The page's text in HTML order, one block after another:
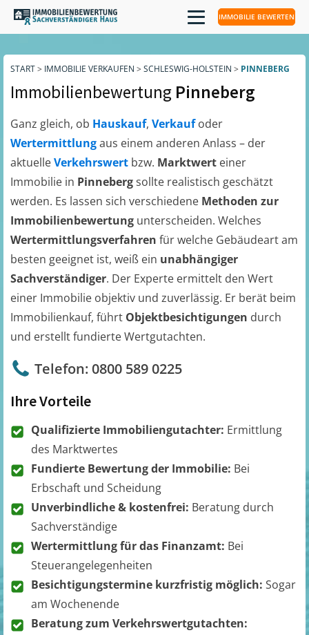
IMMOBILIE BEWERTEN
START> IMMOBILIE VERKAUFEN > SCHLESWIG-HOLSTEIN > PINNEBERG
Immobilienbewertung Pinneberg
Ganz gleich, ob Hauskauf, Verkaufoder
Wertermittlungaus einem anderen Anlass – der
aktuelleVerkehrswert bzw. Marktwert einer
Immobilie in Pinnebergsollte realistisch geschätzt
werden. Es lassen sich verschiedene Methoden zur
Immobilienbewertung unterscheiden. Welches
Wertermittlungsverfahren für welche Gebäudeart am
besten geeignet ist, weiß ein unabhängiger
Sachverständiger. Der Experte ermittelt den Wert
einer Immobilie objektiv und zuverlässig. Er berät beim
Immobilienkauf, führt Objektbesichtigungen durch
und erstellt fundierte Wertgutachten.
Telefon: 0800 589 0225
Ihre Vorteile
Qualifizierte Immobiliengutachter: Ermittlung
des Marktwertes
Fundierte Bewertung der Immobilie: Bei
Erbschaft und Scheidung
Unverbindliche & kostenfrei: Beratung durch
Sachverständige
Wertermittlung für das Finanzamt: Bei
Steuerangelegenheiten
Besichtigungstermine kurzfristig möglich: Sogar
am Wochenende
Beratung zum Verkehrswertgutachten: